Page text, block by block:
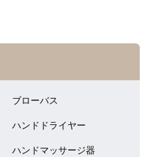
ブローバス
ハンドドライヤー
ハンドマッサージ器